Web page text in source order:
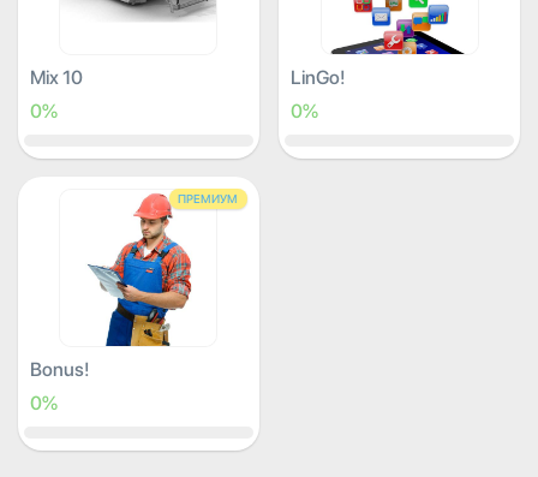
Mix 10
0%
LinGo!
0%
ПРЕМИУМ
Bonus!
0%